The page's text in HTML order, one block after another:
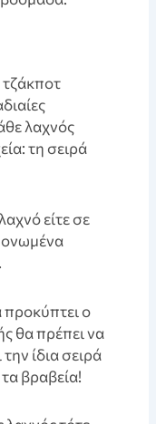
τζάκποτ
λαχνός
τη σειρά
είτε σε
προκύπτει ο
θα πρέπει να
ίδια σειρά
βραβεία!